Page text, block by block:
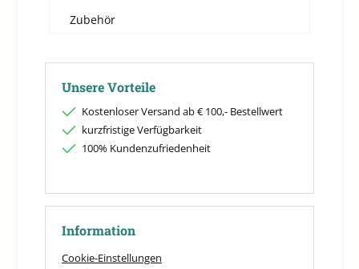
Zubehör
Unsere Vorteile
Kostenloser Versand ab € 100,- Bestellwert
kurzfristige Verfügbarkeit
100% Kundenzufriedenheit
Information
Cookie-Einstellungen